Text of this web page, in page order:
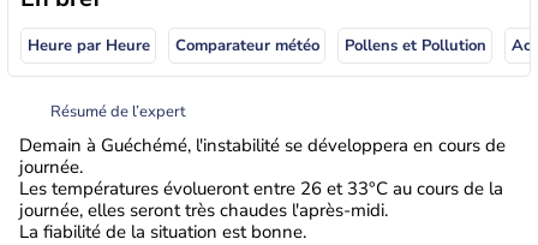
Heure par Heure Comparateur météo Pollens et Pollution
Résumé de l’expert
Demain à Guéchémé, l'instabilité se développera en cours de
journée.
Les températures évolueront entre 26 et 33°C au cours de la
journée, elles seront très chaudes l'après-midi.
La fiabilité de la situation est bonne.